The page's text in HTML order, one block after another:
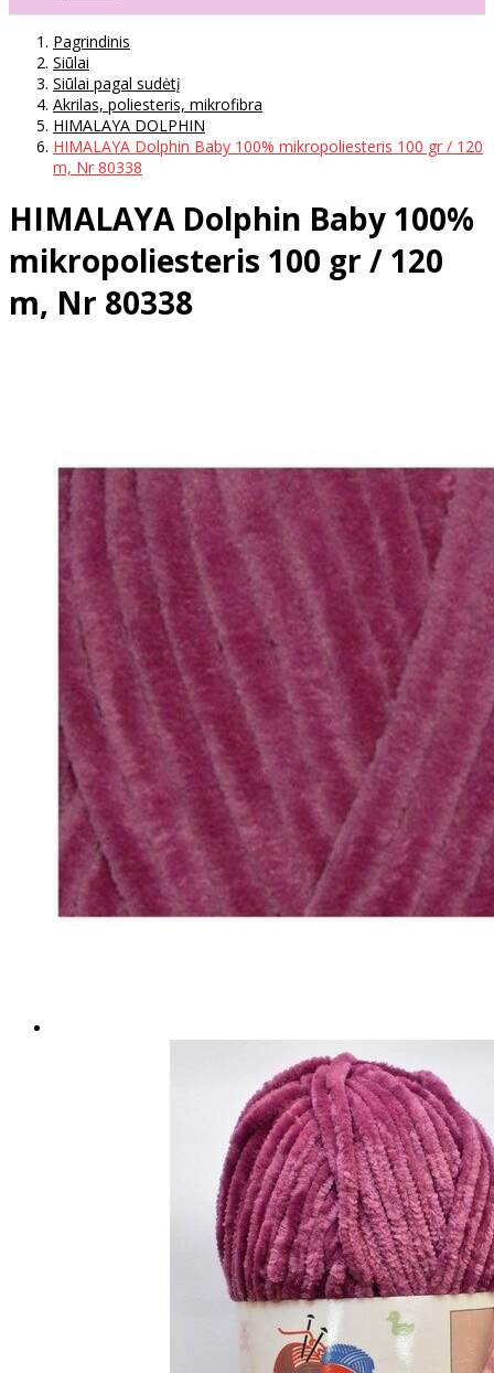
Pagrindinis
Siūlai
Siūlai pagal sudėtį
Akrilas, poliesteris, mikrofibra
HIMALAYA DOLPHIN
HIMALAYA Dolphin Baby 100% mikropoliesteris 100 gr / 120
m, Nr 80338
HIMALAYA Dolphin Baby 100%
mikropoliesteris 100 gr / 120
m, Nr 80338